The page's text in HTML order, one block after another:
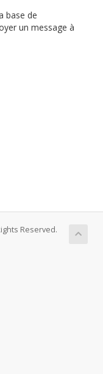
base de
un message à
Reserved.